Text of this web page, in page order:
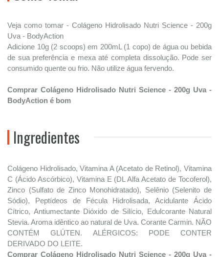
Veja como tomar - Colágeno Hidrolisado Nutri Science - 200g
Uva - BodyAction
Adicione 10g (2 scoops) em 200mL (1 copo) de água ou bebida
de sua preferência e mexa até completa dissolução. Pode ser
consumido quente ou frio. Não utilize água fervendo.
Comprar Colágeno Hidrolisado Nutri Science - 200g Uva -
BodyAction é bom
Ingredientes
Colágeno Hidrolisado, Vitamina A (Acetato de Retinol), Vitamina
C (Ácido Ascórbico), Vitamina E (DL Alfa Acetato de Tocoferol),
Zinco (Sulfato de Zinco Monohidratado), Selênio (Selenito de
Sódio), Peptídeos de Fécula Hidrolisada, Acidulante Ácido
Cítrico, Antiumectante Dióxido de Silício, Edulcorante Natural
Stevia. Aroma idêntico ao natural de Uva. Corante Carmin. NÃO
CONTÉM GLÚTEN. ALÉRGICOS: PODE CONTER
DERIVADO DO LEITE.
Comprar Colágeno Hidrolisado Nutri Science - 200g Uva -